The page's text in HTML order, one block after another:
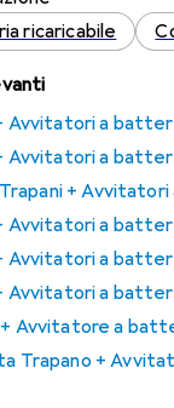
ricaricabile
Avvitatori a
Avvitatori a
+
Avvitatori a
Avvitatori a
Avvitatori a
Avvitatore a
Trapano +